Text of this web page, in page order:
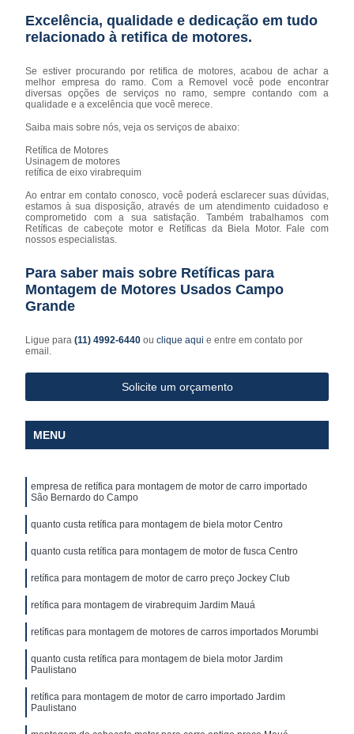
Excelência, qualidade e dedicação em tudo
relacionado à retifica de motores.
Se estiver procurando por retifica de motores, acabou de achar a
melhor empresa do ramo. Com a Removel você pode encontrar
diversas opções de serviços no ramo, sempre contando com a
qualidade e a excelência que você merece.
Saiba mais sobre nós, veja os serviços de abaixo:
Retífica de Motores
Usinagem de motores
retífica de eixo virabrequim
Ao entrar em contato conosco, você poderá esclarecer suas dúvidas,
estamos à sua disposição, através de um atendimento cuidadoso e
comprometido com a sua satisfação. Também trabalhamos com
Retíficas de cabeçote motor e Retíficas da Biela Motor. Fale com
nossos especialistas.
Para saber mais sobre Retíficas para
Montagem de Motores Usados Campo
Grande
Ligue para(11) 4992-6440ouclique aqui e entre em contato por
email.
Solicite um orçamento
MENU
empresa de retífica para montagem de motor de carro importado
São Bernardo do Campo
quanto custa retífica para montagem de biela motor Centro
quanto custa retífica para montagem de motor de fusca Centro
retífica para montagem de motor de carro preço Jockey Club
retífica para montagem de virabrequim Jardim Mauá
retíficas para montagem de motores de carros importados Morumbi
quanto custa retífica para montagem de biela motor Jardim
Paulistano
retífica para montagem de motor de carro importado Jardim
Paulistano